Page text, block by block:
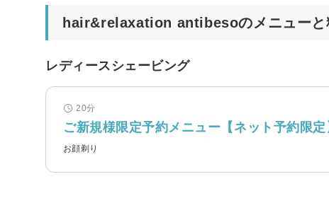
hair&relaxation antibesoのメニューと
レディースシェービング
20分
ご新規様限定予約メニュー【ネット予約限
お顔剃り